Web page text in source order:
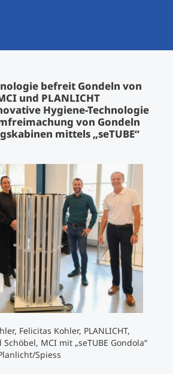
Finder Bachelor/Master
Programme
Studienberatung
Education Finder
befreit Gondeln von
und PLANLICHT
Hygiene-Technologie
von Gondeln
mittels „seTUBE“
Felicitas Kohler, PLANLICHT,
MCI mit „seTUBE Gondola“
Spiess